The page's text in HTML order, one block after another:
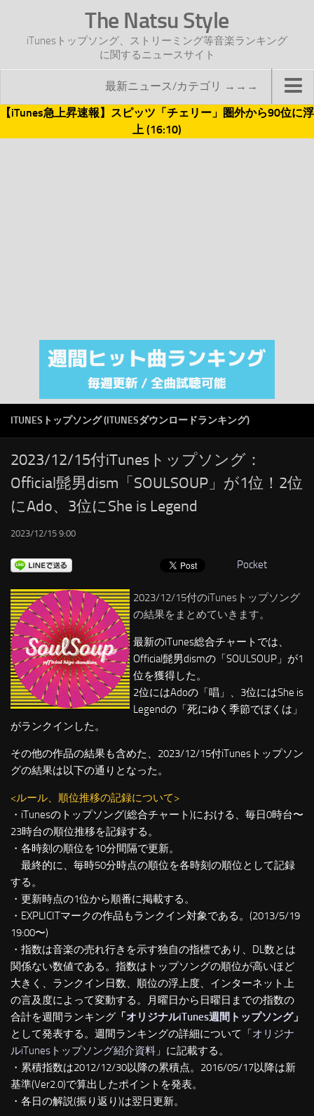
The Natsu Style
iTunesトップソング、ストリーミング等音楽ランキング
に関するニュースサイト
最新ニュース/カテゴリ →→→
TOP
注目カテゴリ
オリジナルiTunes週間トップソング
RSS
LINKS
【iTunes急上昇速報】スピッツ「チェリー」圏外から90位に浮
上 (16:10)
ITUNESトップソング (ITUNESダウンロードランキング)
2023/12/15付iTunesトップソング：
Official髭男dism「SOULSOUP」が1位！2位
にAdo、3位にShe is Legend
2023/12/15 9:00
Pocket
2023/12/15付のiTunesトップソング
の結果をまとめていきます。
最新のiTunes総合チャートでは、
Official髭男dismの「SOULSOUP」が1
位を獲得した。
2位にはAdoの「唱」、3位にはShe is
Legendの「死にゆく季節でぼくは」
がランクインした。
その他の作品の結果も含めた、2023/12/15付iTunesトップソン
グの結果は以下の通りとなった。
<ルール、順位推移の記録について>
・iTunesのトップソング(総合チャート)における、毎日0時台〜
23時台の順位推移を記録する。
・各時刻の順位を10分間隔で更新。
最終的に、毎時50分時点の順位を各時刻の順位として記録
する。
・更新時点の1位から順番に掲載する。
・EXPLICITマークの作品もランクイン対象である。(2013/5/19
19:00〜)
・指数は音楽の売れ行きを示す独自の指標であり、DL数とは
関係ない数値である。指数はトップソングの順位が高いほど
大きく、ランクイン日数、順位の浮上度、インターネット上
の言及度によって変動する。月曜日から日曜日までの指数の
合計を週間ランキング 「オリジナルiTunes週間トップソング」
として発表する。週間ランキングの詳細について「オリジナ
ルiTunesトップソング紹介資料 」に記載する。
・累積指数は2012/12/30以降の累積点。2016/05/17以降は新
基準(Ver2.0)で算出したポイントを発表。
・各日の解説(振り返り)は翌日更新。